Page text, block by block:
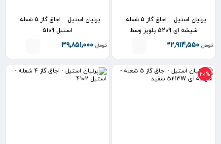
پرنیان استیل – اجاق گاز 5 شعله –
شیشه ای 5209 پلوپز وسط
تومان ۳۲,۹۱۴,۵۵۰
پرنیان استیل – اجاق گاز 5 شعله –
استیل 5109
تومان ۳۹,۸۵۱,۰۰۰
20%